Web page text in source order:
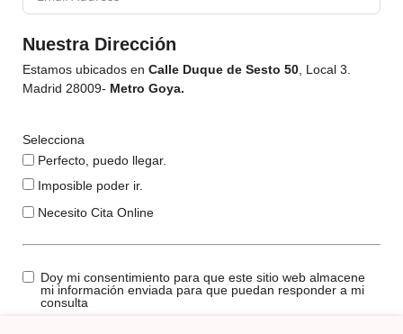
Nuestra Dirección
Estamos ubicados en Calle Duque de Sesto 50 , Local 3.
Madrid 28009- Metro Goya.
Selecciona
Perfecto, puedo llegar.
Imposible poder ir.
Necesito Cita Online
Doy mi consentimiento para que este sitio web almacene
mi información enviada para que puedan responder a mi
consulta